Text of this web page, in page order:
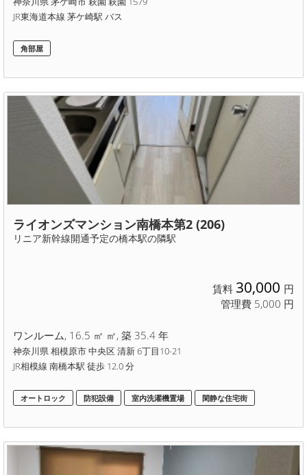
JR東海道本線 茅ケ崎駅 バス
角部屋
ライオンズマンション南橋本第2 (206)
リニア新幹線開通予定の橋本駅の隣駅
賃料 30,000 円
管理費 5,000 円
ワンルーム, 16.5 ㎡ ㎡, 築 35.4 年
神奈川県 相模原市 中央区 清新 6丁目10-21
JR相模線 南橋本駅 徒歩 12.0 分
オートロック 防犯設備 室内洗濯機置場 閑静な住宅街